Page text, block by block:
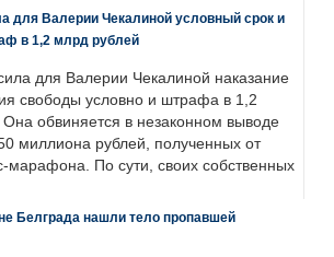
для Валерии Чекалиной условный срок и
в 1,2 млрд рублей
для Валерии Чекалиной наказание
свободы условно и штрафа в 1,2
обвиняется в незаконном выводе
миллиона рублей, полученных от
марафона. По сути, своих собственных
Белграда нашли тело пропавшей